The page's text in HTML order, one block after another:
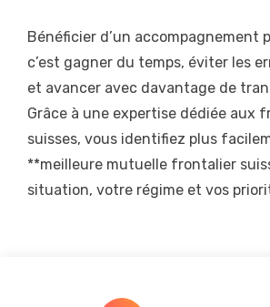
Bénéficier d’un accompagnement
c’est gagner du temps, éviter les
et avancer avec davantage de
Grâce à une expertise dédiée aux
suisses, vous identifiez plus
**meilleure mutuelle frontalier
situation, votre régime et vos